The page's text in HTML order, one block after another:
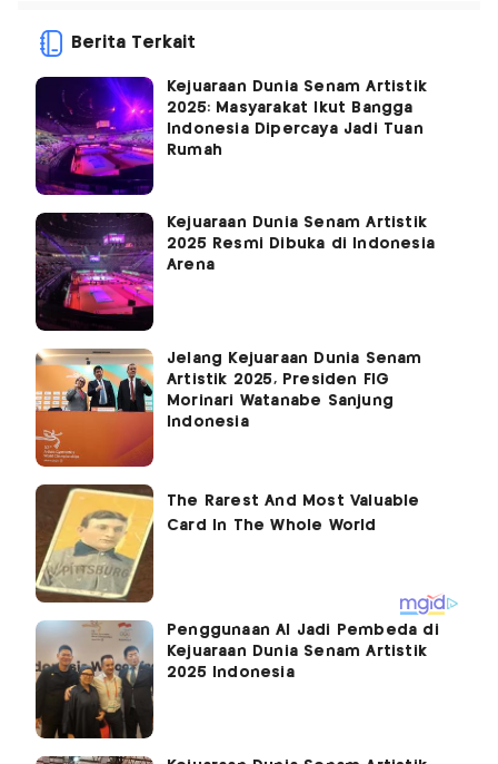
Berita Terkait
Kejuaraan Dunia Senam Artistik
2025: Masyarakat Ikut Bangga
Indonesia Dipercaya Jadi Tuan
Rumah
Kejuaraan Dunia Senam Artistik
2025 Resmi Dibuka di Indonesia
Arena
Jelang Kejuaraan Dunia Senam
Artistik 2025, Presiden FIG
Morinari Watanabe Sanjung
Indonesia
Penggunaan AI Jadi Pembeda di
Kejuaraan Dunia Senam Artistik
2025 Indonesia